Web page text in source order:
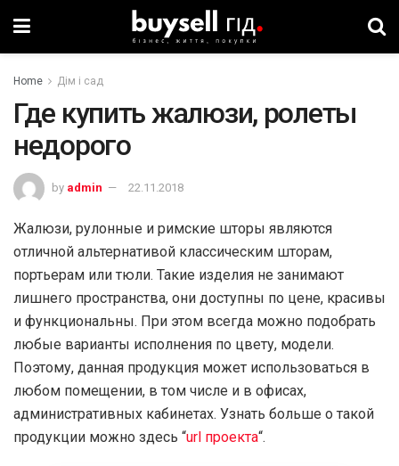
Home Дім і сад
Где купить жалюзи, ролеты
недорого
by admin 22.11.2018
Жалюзи, рулонные и римские шторы являются
отличной альтернативой классическим шторам,
портьерам или тюли. Такие изделия не занимают
лишнего пространства, они доступны по цене, красивы
и функциональны. При этом всегда можно подобрать
любые варианты исполнения по цвету, модели.
Поэтому, данная продукция может использоваться в
любом помещении, в том числе и в офисах,
административных кабинетах. Узнать больше о такой
продукции можно здесь “url проекта“.